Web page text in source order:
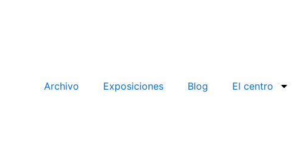
Archivo Exposiciones Blog El centro